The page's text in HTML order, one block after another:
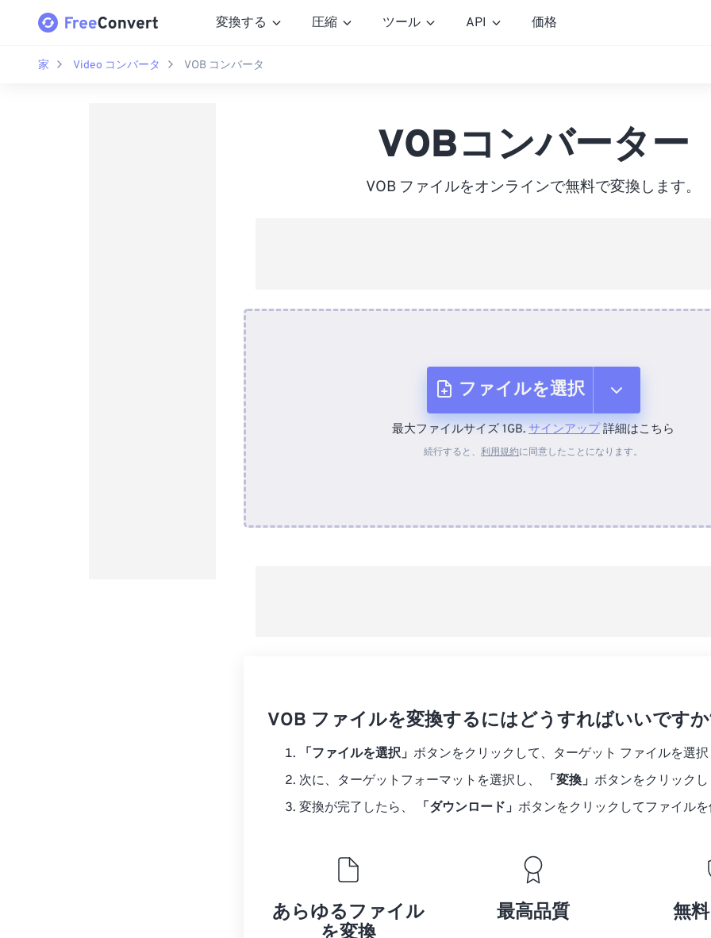
変換する 圧縮 ツール API 価格
家 Video コンバータ VOB コンバータ
VOBコンバーター
VOB ファイルをオンラインで無料で変換します。
ファイルを選択
デバイスから
最大ファイルサイズ 1GB. サインアップ詳細はこちら
続行すると、 利用規約に同意したことになります。
VOB ファイルを変換するにはどうすればいいです
「ファイルを選択」 ボタンをクリックして、ターゲット ファイルを選
次に、ターゲットフォーマットを選択し、
「変換」 ボタンをクリック
変換が完了したら、
「ダウンロード」 ボタンをクリックしてファイル
あらゆるファイル
最高品質 無